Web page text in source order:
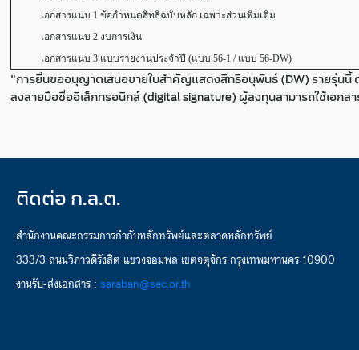
เอกสารแนบ 1 ข้อกำหนดสิทธิฉบับหลัก เฉพาะส่วนเพิ่มเติม
เอกสารแนบ 2 งบการเงิน
เอกสารแนบ 3 แบบรายงานประจำปี (แบบ 56-1 / แบบ 56-DW)
"การยื่นขออนุญาตเสนอขายใบสำคัญแสดงสิทธิอนุพันธ์ (DW) รายรุ่นนี้
ลงลายมือชื่ออิเล็กทรอนิกส์ (digital signature) ผู้ลงทุนสามารถใช้เอกส
ติดต่อ ก.ล.ต.
สำนักงานคณะกรรมการกำกับหลักทรัพย์และตลาดหลักทรัพย์
333/3 ถนนวิภาวดีรังสิต แขวงจอมพล เขตจตุจักร กรุงเทพมหานคร 10900
งานรับ-ส่งเอกสาร : saraban@sec.or.th